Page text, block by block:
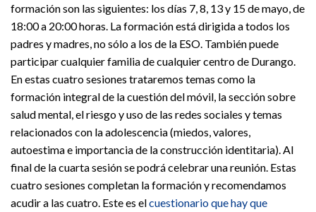
formación son las siguientes: los días 7, 8, 13 y 15 de mayo, de
18:00 a 20:00 horas. La formación está dirigida a todos los
padres y madres, no sólo a los de la ESO. También puede
participar cualquier familia de cualquier centro de Durango.
En estas cuatro sesiones trataremos temas como la
formación integral de la cuestión del móvil, la sección sobre
salud mental, el riesgo y uso de las redes sociales y temas
relacionados con la adolescencia (miedos, valores,
autoestima e importancia de la construcción identitaria). Al
final de la cuarta sesión se podrá celebrar una reunión. Estas
cuatro sesiones completan la formación y recomendamos
acudir a las cuatro. Este es elcuestionario que hay que